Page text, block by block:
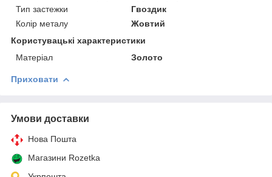
Тип застежки
Гвоздик
Колір металу
Жовтий
Користувацькі характеристики
Матеріал
Золото
Приховати
Умови доставки
Нова Пошта
Магазини Rozetka